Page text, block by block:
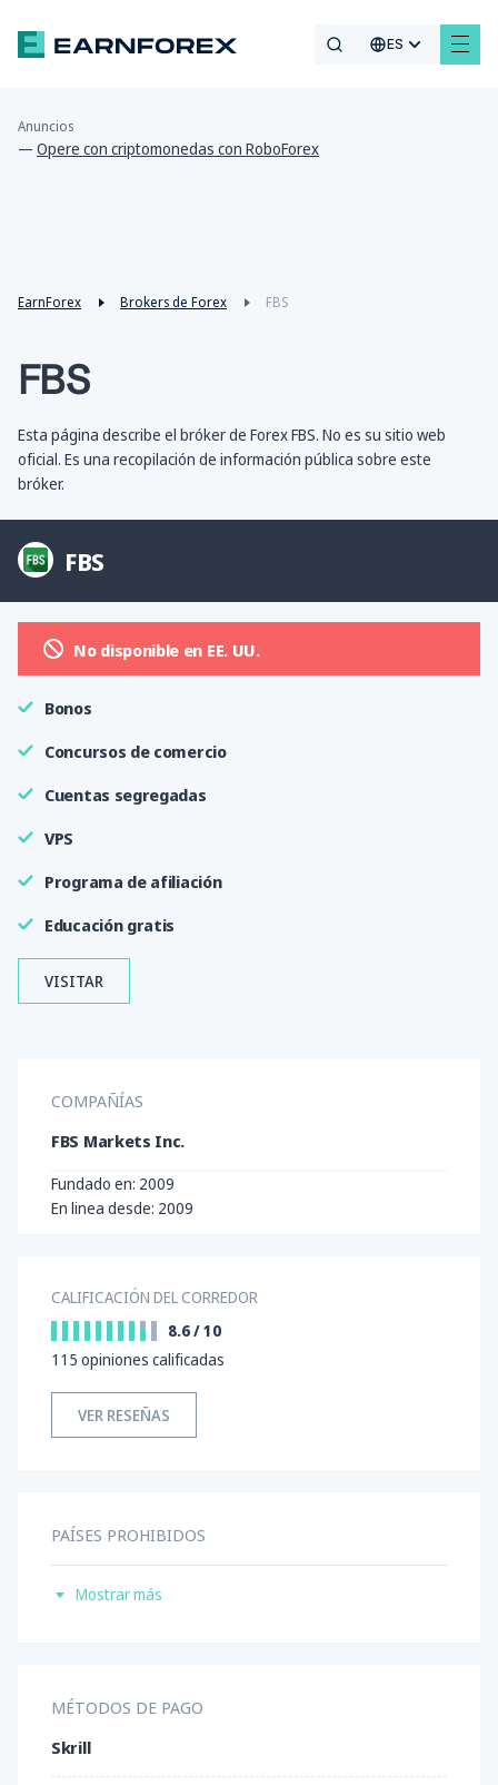
ES
Anuncios
— Opere con criptomonedas con RoboForex
EarnForex Brokers de Forex FBS
FBS
Esta página describe el bróker de Forex FBS. No es su sitio web
oficial. Es una recopilación de información pública sobre este
bróker.
FBS
No disponible en EE. UU.
Bonos
Concursos de comercio
Cuentas segregadas
VPS
Programa de afiliación
Educación gratis
VISITAR
COMPAÑÍAS
FBS Markets Inc.
Fundado en: 2009
En linea desde: 2009
CALIFICACIÓN DEL CORREDOR
8.6/10
115 opiniones calificadas
VER RESEÑAS
PAÍSES PROHIBIDOS
Irán
Mostrar más
MÉTODOS DE PAGO
Skrill